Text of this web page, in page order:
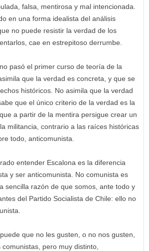
falsa, mentirosa y mal intencionada.
en una forma idealista del análisis
no puede resistir la verdad de los
cae en estrepitoso derrumbe.
pasó el primer curso de teoría de la
que la verdad es concreta, y que se
históricos. No asimila que la verdad
que el único criterio de la verdad es la
a partir de la mentira persigue crear un
militancia, contrario a las raíces históricas
todo, anticomunista.
entender Escalona es la diferencia
y ser anticomunista. No comunista es
sencilla razón de que somos, ante todo y
del Partido Socialista de Chile: ello no
que no les gusten, o no nos gusten,
pero muy distinto,